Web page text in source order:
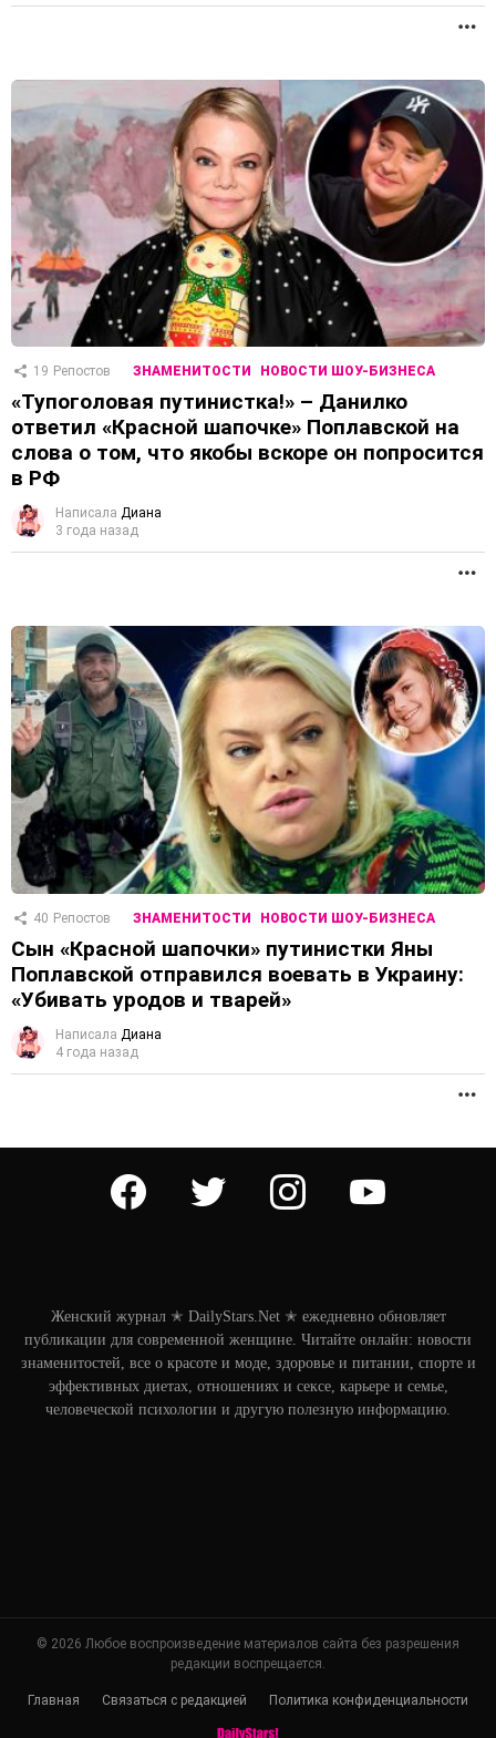
19 Репостов ЗНАМЕНИТОСТИ НОВОСТИ ШОУ-БИЗНЕСА
«Тупоголовая путинистка!» – Данилко
ответил «Красной шапочке» Поплавской на
слова о том, что якобы вскоре он попросится
в РФ
Написала Диана
3 года назад
40 Репостов ЗНАМЕНИТОСТИ НОВОСТИ ШОУ-БИЗНЕСА
Сын «Красной шапочки» путинистки Яны
Поплавской отправился воевать в Украину:
«Убивать уродов и тварей»
Написала Диана
4 года назад
facebook twitter instagram
Женский журнал ✭ DailyStars.Net ✭ ежедневно обновляет
публикации для современной женщине. Читайте онлайн: новости
знаменитостей, все о красоте и моде, здоровье и питании, спорте и
эффективных диетах, отношениях и сексе, карьере и семье,
человеческой психологии и другую полезную информацию.
© 2026 Любое воспроизведение материалов сайта без разрешения
редакции воспрещается.
Главная Связаться с редакцией Политика конфиденциальности